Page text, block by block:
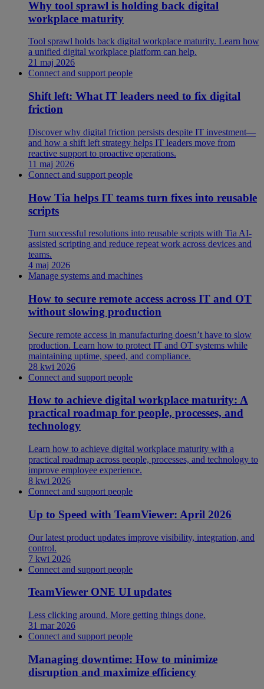
Why tool sprawl is holding back digital
workplace maturity
Tool sprawl holds back digital workplace maturity. Learn how
a unified digital workplace platform can help.
21 maj 2026
Connect and support people
Shift left: What IT leaders need to fix digital
friction
Discover why digital friction persists despite IT investment—
and how a shift left strategy helps IT leaders move from
reactive support to proactive operations.
11 maj 2026
Connect and support people
How Tia helps IT teams turn fixes into reusable
scripts
Turn successful resolutions into reusable scripts with Tia AI-
assisted scripting and reduce repeat work across devices and
teams.
4 maj 2026
Manage systems and machines
How to secure remote access across IT and OT
without slowing production
Secure remote access in manufacturing doesn’t have to slow
production. Learn how to protect IT and OT systems while
maintaining uptime, speed, and compliance.
28 kwi 2026
Connect and support people
How to achieve digital workplace maturity: A
practical roadmap for people, processes, and
technology
Learn how to achieve digital workplace maturity with a
practical roadmap across people, processes, and technology to
improve employee experience.
8 kwi 2026
Connect and support people
Up to Speed with TeamViewer: April 2026
Our latest product updates improve visibility, integration, and
control.
7 kwi 2026
Connect and support people
TeamViewer ONE UI updates
Less clicking around. More getting things done.
31 mar 2026
Connect and support people
Managing downtime: How to minimize
disruption and maximize efficiency